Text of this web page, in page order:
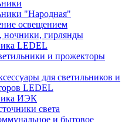
"Народная"
освещением
ночники, гирлянды
LEDEL
и прожекторы
для светильников и
LEDEL
ИЭК
света
и бытовое